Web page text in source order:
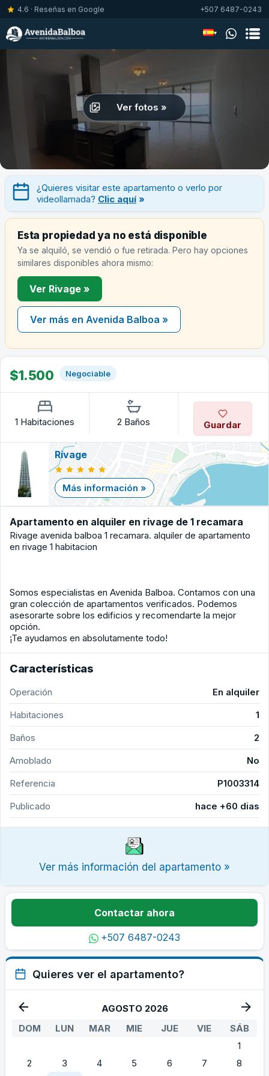
4.6 · Reseñas en Google +507 6487-0243
▾
Ver fotos »
¿Quieres visitar este apartamento o verlo por
videollamada? Clic aquí »
Esta propiedad ya no está disponible
Ya se alquiló, se vendió o fue retirada. Pero hay opciones
similares disponibles ahora mismo:
Ver Rivage »
Ver más en Avenida Balboa »
$1.500 Negociable
1 Habitaciones 2 Baños Guardar
Rivage
Más información »
Apartamento en alquiler en rivage de 1 recamara
Rivage avenida balboa 1 recamara. alquiler de apartamento
en rivage 1 habitacion
Somos especialistas en Avenida Balboa. Contamos con una
gran colección de apartamentos verificados. Podemos
asesorarte sobre los edificios y recomendarte la mejor
opción.
¡Te ayudamos en absolutamente todo!
Características
Operación
En alquiler
Habitaciones
1
Baños
2
Amoblado
No
Referencia
P1003314
Publicado
hace +60 dias
Ver más información del apartamento »
Contactar ahora
+507 6487-0243
Quieres ver el apartamento?
AGOSTO 2026
DOM
LUN MAR MIE JUE VIE
SÁB
1
2
3 4 5 6 7
8